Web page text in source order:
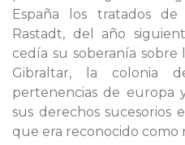
España los tratados
Rastadt, del año
cedía su soberanía sobre
Gibraltar, la colonia
pertenencias de europa
sus derechos sucesorios
que era reconocido como